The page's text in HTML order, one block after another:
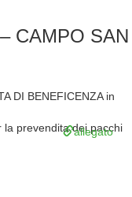
CAMPO SAN
DI BENEFICENZA in
la prevendita dei pacchi
allegato